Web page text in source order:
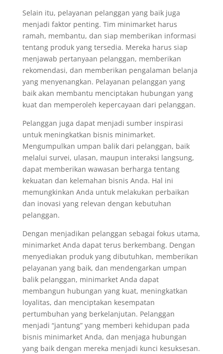
Selain itu, pelayanan pelanggan yang baik juga
menjadi faktor penting. Tim minimarket harus
ramah, membantu, dan siap memberikan informasi
tentang produk yang tersedia. Mereka harus siap
menjawab pertanyaan pelanggan, memberikan
rekomendasi, dan memberikan pengalaman belanja
yang menyenangkan. Pelayanan pelanggan yang
baik akan membantu menciptakan hubungan yang
kuat dan memperoleh kepercayaan dari pelanggan.
Pelanggan juga dapat menjadi sumber inspirasi
untuk meningkatkan bisnis minimarket.
Mengumpulkan umpan balik dari pelanggan, baik
melalui survei, ulasan, maupun interaksi langsung,
dapat memberikan wawasan berharga tentang
kekuatan dan kelemahan bisnis Anda. Hal ini
memungkinkan Anda untuk melakukan perbaikan
dan inovasi yang relevan dengan kebutuhan
pelanggan.
Dengan menjadikan pelanggan sebagai fokus utama,
minimarket Anda dapat terus berkembang. Dengan
menyediakan produk yang dibutuhkan, memberikan
pelayanan yang baik, dan mendengarkan umpan
balik pelanggan, minimarket Anda dapat
membangun hubungan yang kuat, meningkatkan
loyalitas, dan menciptakan kesempatan
pertumbuhan yang berkelanjutan. Pelanggan
menjadi “jantung” yang memberi kehidupan pada
bisnis minimarket Anda, dan menjaga hubungan
yang baik dengan mereka menjadi kunci kesuksesan.